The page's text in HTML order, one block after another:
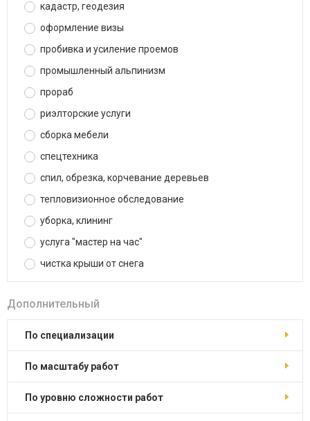
кадастр, геодезия
оформление визы
пробивка и усиление проемов
промышленный альпинизм
прораб
риэлторские услуги
сборка мебели
спецтехника
спил, обрезка, корчевание деревьев
тепловизионное обследование
уборка, клининг
услуга "мастер на час"
чистка крыши от снега
Дополнительный
по специализации
по масштабу работ
по уровню сложности работ